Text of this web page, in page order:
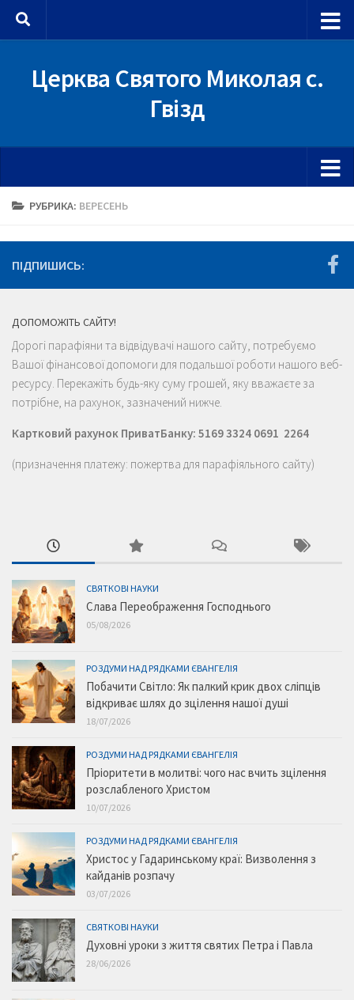
Skip to content
Церква Святого Миколая с.
Гвізд
РУБРИКА: ВЕРЕСЕНЬ
ПІДПИШИСЬ:
ДОПОМОЖІТЬ САЙТУ!
Дорогі парафіяни та відвідувачі нашого сайту, потребуємо
Вашої фінансової допомоги для подальшої роботи нашого веб-
ресурсу. Перекажіть будь-яку суму грошей, яку вважаєте за
потрібне, на рахунок, зазначений нижче.
Картковий рахунок ПриватБанку: 5169 3324 0691 2264
(призначення платежу: пожертва для парафіяльного сайту)
СВЯТКОВІ НАУКИ
Слава Переображення Господнього
05/08/2026
РОЗДУМИ НАД РЯДКАМИ ЄВАНГЕЛІЯ
Побачити Світло: Як палкий крик двох сліпців
відкриває шлях до зцілення нашої душі
18/07/2026
РОЗДУМИ НАД РЯДКАМИ ЄВАНГЕЛІЯ
Пріоритети в молитві: чого нас вчить зцілення
розслабленого Христом
10/07/2026
РОЗДУМИ НАД РЯДКАМИ ЄВАНГЕЛІЯ
Христос у Гадаринському краї: Визволення з
кайданів розпачу
03/07/2026
СВЯТКОВІ НАУКИ
Духовні уроки з життя святих Петра і Павла
28/06/2026